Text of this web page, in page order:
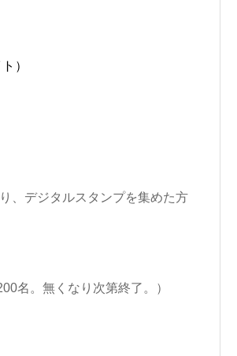
）
、デジタルスタンプを集めた方
名。無くなり次第終了。）